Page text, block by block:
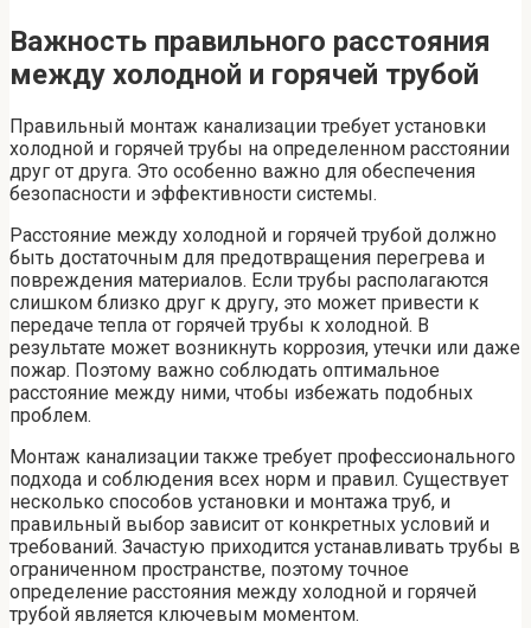
Важность правильного расстояния
между холодной и горячей трубой
Правильный монтаж канализации требует установки
холодной и горячей трубы на определенном расстоянии
друг от друга. Это особенно важно для обеспечения
безопасности и эффективности системы.
Расстояние между холодной и горячей трубой должно
быть достаточным для предотвращения перегрева и
повреждения материалов. Если трубы располагаются
слишком близко друг к другу, это может привести к
передаче тепла от горячей трубы к холодной. В
результате может возникнуть коррозия, утечки или даже
пожар. Поэтому важно соблюдать оптимальное
расстояние между ними, чтобы избежать подобных
проблем.
Монтаж канализации также требует профессионального
подхода и соблюдения всех норм и правил. Существует
несколько способов установки и монтажа труб, и
правильный выбор зависит от конкретных условий и
требований. Зачастую приходится устанавливать трубы в
ограниченном пространстве, поэтому точное
определение расстояния между холодной и горячей
трубой является ключевым моментом.